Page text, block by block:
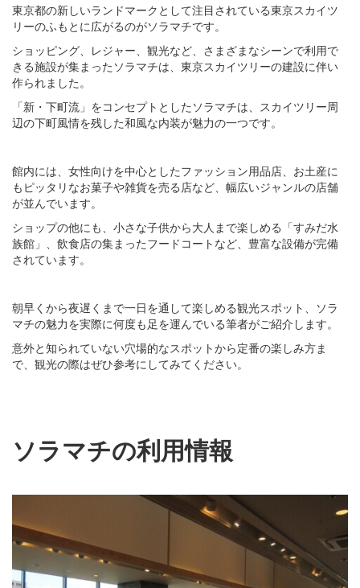
東京都の新しいランドマークとして注目されている東京スカイツ
リーのふもとに広がるのがソラマチです。
ショッピング、レジャー、観光など、さまざまなシーンで利用で
きる施設が集まったソラマチは、東京スカイツリーの建設に伴い
作られました。
「新・下町流」をコンセプトとしたソラマチは、スカイツリー周
辺の下町風情を残した和風な内装が魅力の一つです。
館内には、女性向けを中心としたファッション用品店、お土産に
もピッタリなお菓子や雑貨を売る店など、幅広いジャンルの店舗
が並んでいます。
ショップの他にも、小さな子供から大人まで楽しめる「すみだ水
族館」、飲食店の集まったフードコートなど、豊富な設備が完備
されています。
朝早くから夜遅くまで一日を通して楽しめる観光スポット、ソラ
マチの魅力を実際に何度も足を運んでいる筆者がご紹介します。
意外と知られていない穴場的なスポットから定番の楽しみ方ま
で、観光の際はぜひ参考にしてみてください。
ソラマチの利用情報